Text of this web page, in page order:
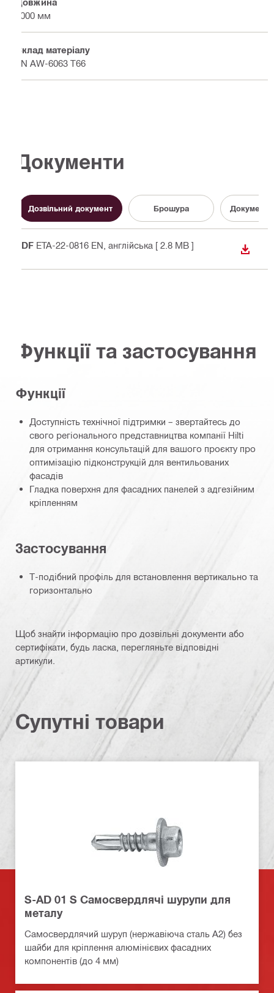
6000 мм
Склад матеріалу
EN AW-6063 T66
Документи
Дозвільний документ Брошура
PDF ETA-22-0816 EN , англійська [ 2.8 MB ]
Функції та застосування
Функції
Доступність технічної підтримки – звертайтесь до
свого регіонального представництва компанії Hilti
для отримання консультацій для вашого проєкту про
оптимізацію підконструкцій для вентильованих
фасадів
Гладка поверхня для фасадних панелей з адгезійним
кріпленням
Застосування
Т-подібний профіль для встановлення вертикально та
горизонтально
Щоб знайти інформацію про дозвільні документи або
сертифікати, будь ласка, перегляньте відповідні
артикули.
Супутні товари
S-AD 01 S Самосвердлячі шурупи для
металу
Самосвердлячий шуруп (нержавіюча сталь A2) без
шайби для кріплення алюмінієвих фасадних
компонентів (до 4 мм)